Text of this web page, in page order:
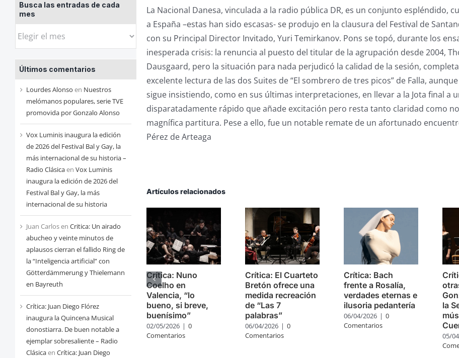
Busca las entradas de cada
mes
Busca
entradas
de
cada
mes
Últimos comentarios
Lourdes Alonso en Nuestros
melómanos populares, serie TVE
promovida por Gonzalo Alonso
Vox Luminis inaugura la edición
de 2026 del Festival Bal y Gay, la
más internacional de su historia –
Radio Clásicaen Vox Luminis
inaugura la edición de 2026 del
Festival Bal y Gay, la más
internacional de su historia
Juan Carlosen Critica: Un airado
abucheo y veinte minutos de
aplausos cierran el fallido Ring de
la “Inteligencia artificial” con
Götterdämmerung y Thielemann
en Bayreuth
Crítica: Juan Diego Flórez
inaugura la Quincena Musical
donostiarra. De buen notable a
ejemplar sobresaliente – Radio
Clásicaen Crítica: Juan Diego
La Nacional Danesa, vinculada a la radio pública DR, es un conjunto espléndido,
a España –estas han sido escasas- se produjo en la clausura del Festival de
con su Principal Director Invitado, Yuri Temirkanov. Pons se topó, durante los
inesperada crisis: la renuncia al puesto del titular de la agrupación desde 2004,
Dausgaard, pero la situación para nada perjudicó la calidad de la sesión,
excelente lectura de las dos Suites de “El sombrero de tres picos” de Falla,
sigue insistiendo, como en sus últimas interpretaciones, en llevar a la Jota final a
disparatadamente rápido que añade excitación pero resta tanto claridad como
magnífica partitura. Pese a ello, fue un notable remate de un afortunado
Pérez de Arteaga
Artículos relacionados
Crítica: Nuno
Coelho en
Valencia, “lo
bueno, si breve,
buenísimo”
02/05/2026 | 0
Comentarios
Crítica: El Cuarteto
Bretón ofrece una
medida recreación
de “Las 7
palabras”
06/04/2026 | 0
Comentarios
Crítica: Bach
frente a Rosalía,
verdades eternas e
ilusoria pedantería
06/04/2026 | 0
Comentarios
la
05/